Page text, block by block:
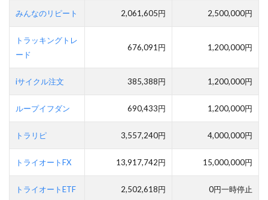
みんなのリピート 2,061,605円 2,500,000円
トラッキングトレ
ード
676,091円 1,200,000円
iサイクル注文 385,388円 1,200,000円
ループイフダン 690,433円 1,200,000円
トラリピ 3,557,240円 4,000,000円
トライオートFX 13,917,742円 15,000,000円
トライオートETF 2,502,618円 0円一時停止